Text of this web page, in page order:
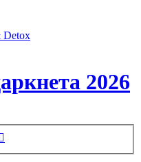
Detox
2026